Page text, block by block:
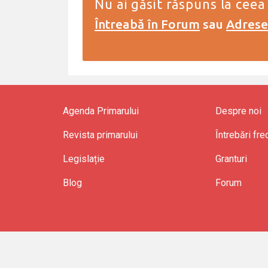
Nu ai găsit răspuns la ceea
Întreabă în Forum sau
Agenda Primarului Despre noi
Revista primarului Întrebări
Legislație Granturi
Blog Forum